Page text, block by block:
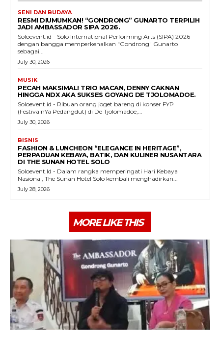
SENI DAN BUDAYA
RESMI DIUMUMKAN! “GONDRONG” GUNARTO TERPILIH
JADI AMBASSADOR SIPA 2026.
Soloevent.id - Solo International Performing Arts (SIPA) 2026
dengan bangga memperkenalkan "Gondrong" Gunarto
sebagai...
July 30, 2026
MUSIK
PECAH MAKSIMAL! TRIO MACAN, DENNY CAKNAN
HINGGA NDX AKA SUKSES GOYANG DE TJOLOMADOE.
Soloevent.id - Ribuan orang joget bareng di konser FYP
(FestivalnYa Pedangdut) di De Tjolomadoe,...
July 30, 2026
BISNIS
FASHION & LUNCHEON “ELEGANCE IN HERITAGE”,
PERPADUAN KEBAYA, BATIK, DAN KULINER NUSANTARA
DI THE SUNAN HOTEL SOLO
Soloevent.Id - Dalam rangka memperingati Hari Kebaya
Nasional, The Sunan Hotel Solo kembali menghadirkan...
July 28, 2026
MORE LIKE THIS